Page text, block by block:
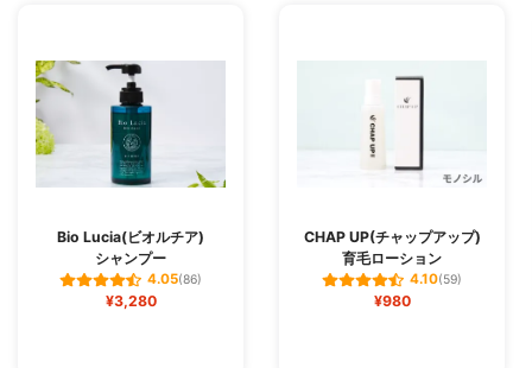
Bio Lucia(ビオルチア)
シャンプー
4.05(86)
¥3,280
CHAP UP(チャップアップ)
育毛ローション
4.10(59)
¥980